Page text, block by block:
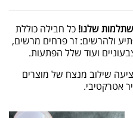
שלנו! כל חבילה כוללת
ולהרשים: זר פרחים מרשים,
ועוד שלל הפתעות.
שילוב מנצח של מוצרים
אטרקטיבי.